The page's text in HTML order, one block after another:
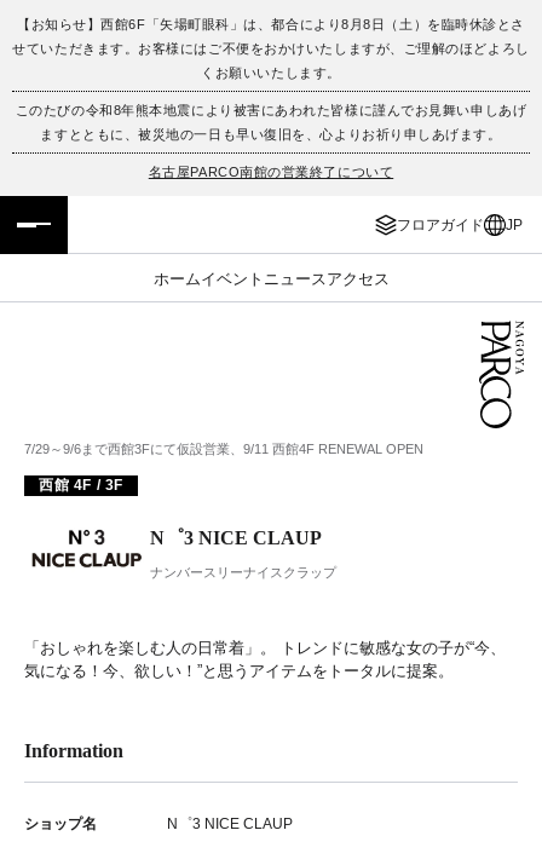
【お知らせ】西館6F「矢場町眼科」は、都合により8月8日（土）を臨時休診とさ
せていただきます。お客様にはご不便をおかけいたしますが、ご理解のほどよろし
くお願いいたします。
このたびの令和8年熊本地震により被害にあわれた皆様に謹んでお見舞い申しあげ
ますとともに、被災地の一日も早い復旧を、心よりお祈り申しあげます。
名古屋PARCO南館の営業終了について
フロアガイド JP
ホームイベント ニュース アクセス
施設案内・アクセス
レストラン・カフェ
PARCOメンバーズ
繁体字
ภาษาไทย
7/29～9/6まで西館3Fにて仮設営業、9/11 西館4F RENEWAL OPEN
西館 4F / 3F
N゜3 NICE CLAUP
ナンバースリーナイスクラップ
「おしゃれを楽しむ人の日常着」。 トレンドに敏感な女の子が“今、
気になる！今、欲しい！”と思うアイテムをトータルに提案。
Information
ショップ名 N゜3 NICE CLAUP